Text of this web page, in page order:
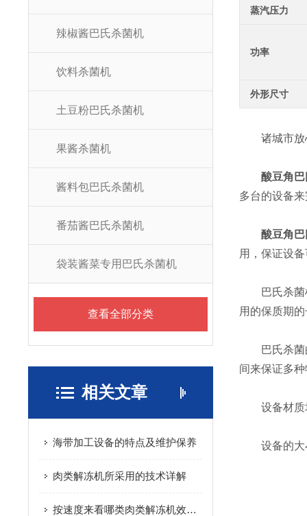
辣椒酱巴氏杀菌机
饮料杀菌机
土豆粉巴氏杀菌机
果酱杀菌机
酱料包巴氏杀菌机
番茄酱巴氏杀菌机
袋装酱菜专用巴氏杀菌机
查看全部分类
相关文章
海带加工设备的特点及维护保养
肉类解冻机所采用的技术详解
按速度来看哪类肉类解冻机效率更高
蒸汽压力
功率
外形尺寸
诸城市放心
酸豆角
多台的设备
酸豆角
用，保证设
巴氏杀菌机
用的保质期
巴氏杀菌的
间来保证多
设备材质均
设备的大小